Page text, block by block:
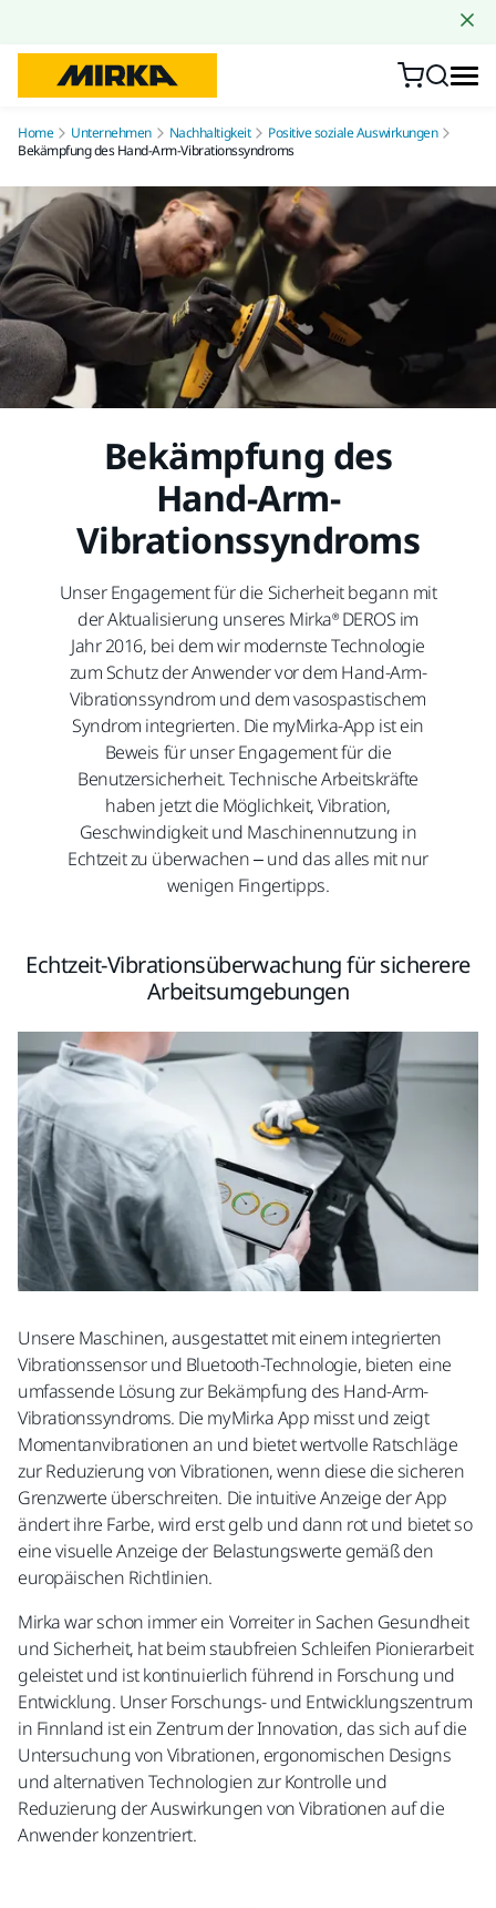
Home Unternehmen Nachhaltigkeit
Positive soziale Auswirkungen
Bekämpfung des Hand-Arm-Vibrationssyndroms
Bekämpfung des
Hand-Arm-
Vibrationssyndroms
Unser Engagement für die Sicherheit begann mit
der Aktualisierung unseres Mirka® DEROS im
Jahr 2016, bei dem wir modernste Technologie
zum Schutz der Anwender vor dem Hand-Arm-
Vibrationssyndrom und dem vasospastischem
Syndrom integrierten. Die myMirka-App ist ein
Beweis für unser Engagement für die
Benutzersicherheit. Technische Arbeitskräfte
haben jetzt die Möglichkeit, Vibration,
Geschwindigkeit und Maschinennutzung in
Echtzeit zu überwachen – und das alles mit nur
wenigen Fingertipps.
Echtzeit-Vibrationsüberwachung für sicherere
Arbeitsumgebungen
Unsere Maschinen, ausgestattet mit einem integrierten
Vibrationssensor und Bluetooth-Technologie, bieten eine
umfassende Lösung zur Bekämpfung des Hand-Arm-
Vibrationssyndroms. Die myMirka App misst und zeigt
Momentanvibrationen an und bietet wertvolle Ratschläge
zur Reduzierung von Vibrationen, wenn diese die sicheren
Grenzwerte überschreiten. Die intuitive Anzeige der App
ändert ihre Farbe, wird erst gelb und dann rot und bietet so
eine visuelle Anzeige der Belastungswerte gemäß den
europäischen Richtlinien.
Mirka war schon immer ein Vorreiter in Sachen Gesundheit
und Sicherheit, hat beim staubfreien Schleifen Pionierarbeit
geleistet und ist kontinuierlich führend in Forschung und
Entwicklung. Unser Forschungs- und Entwicklungszentrum
in Finnland ist ein Zentrum der Innovation, das sich auf die
Untersuchung von Vibrationen, ergonomischen Designs
und alternativen Technologien zur Kontrolle und
Reduzierung der Auswirkungen von Vibrationen auf die
Anwender konzentriert.